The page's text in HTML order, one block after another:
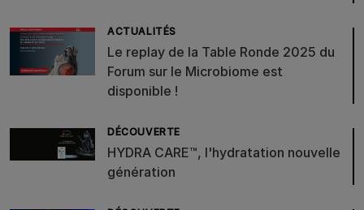
ACTUALITÉS
Le replay de la Table Ronde 2025 du
Forum sur le Microbiome est
disponible !
DÉCOUVERTE
HYDRA CARE™, l'hydratation nouvelle
génération